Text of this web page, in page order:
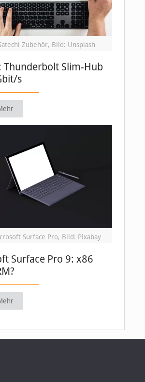
Zubehör, Bild: Unsplash
Thunderbolt Slim-Hub
s
Surface Pro, Bild: Pixabay
Surface Pro 9: x86